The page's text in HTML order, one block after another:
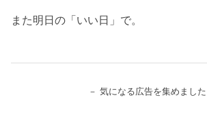
また明日の「いい日」で。
－ 気になる広告を集めました